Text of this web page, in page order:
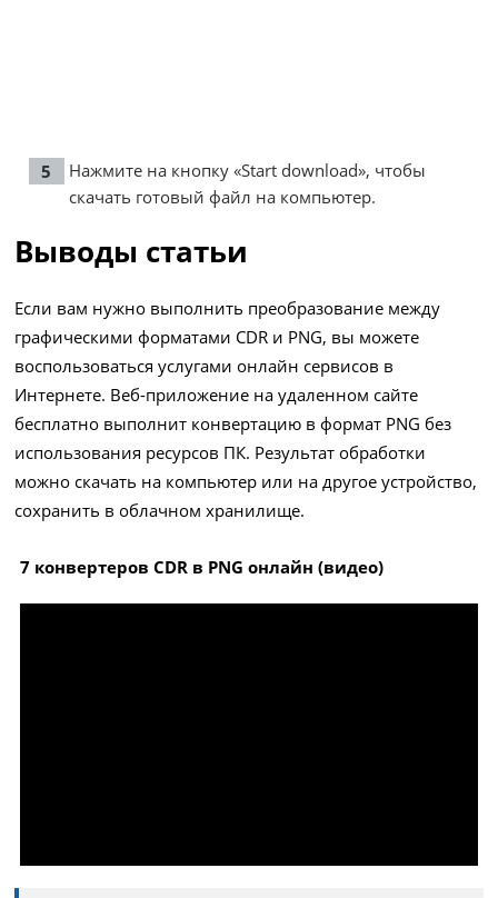
Нажмите на кнопку «Start download», чтобы
скачать готовый файл на компьютер.
Выводы статьи
Если вам нужно выполнить преобразование между
графическими форматами CDR и PNG, вы можете
воспользоваться услугами онлайн сервисов в
Интернете. Веб-приложение на удаленном сайте
бесплатно выполнит конвертацию в формат PNG без
использования ресурсов ПК. Результат обработки
можно скачать на компьютер или на другое устройство,
сохранить в облачном хранилище.
7 конвертеров CDR в PNG онлайн (видео)